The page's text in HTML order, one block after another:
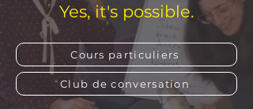
Yes, it's possible.
Cours particuliers
Club de conversation